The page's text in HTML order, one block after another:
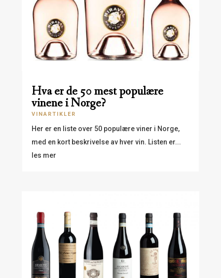
Hva er de 50 mest populære
vinene i Norge?
VINARTIKLER
Her er en liste over 50 populære viner i Norge,
med en kort beskrivelse av hver vin. Listen er...
les mer